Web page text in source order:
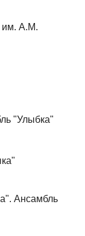
А.М.
"Улыбка"
Ансамбль